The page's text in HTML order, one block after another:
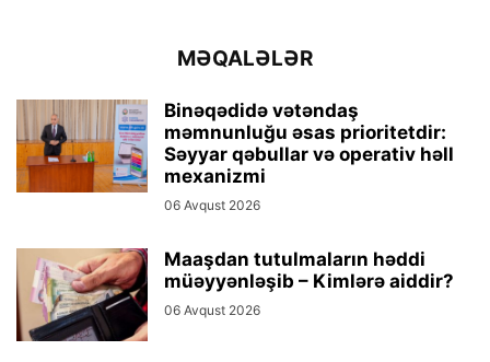
MƏQALƏLƏR
Binəqədidə vətəndaş
məmnunluğu əsas prioritetdir:
Səyyar qəbullar və operativ həll
mexanizmi
06 Avqust 2026
Maaşdan tutulmaların həddi
müəyyənləşib – Kimlərə aiddir?
06 Avqust 2026